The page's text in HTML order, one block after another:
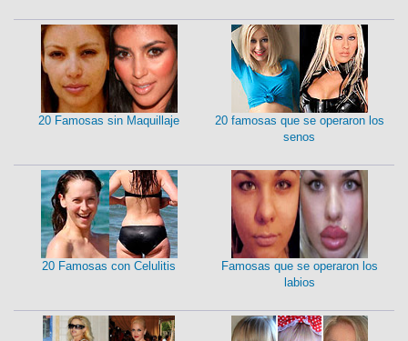
20 Famosas sin Maquillaje
20 famosas que se operaron los
senos
20 Famosas con Celulitis
Famosas que se operaron los
labios